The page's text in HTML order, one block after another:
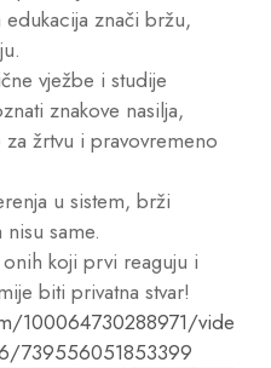
znači bržu,
vježbe i studije
znakove nasilja,
žrtvu i pravovremeno
u sistem, brži
same.
koji prvi reaguju i
biti privatna stvar!
100064730288971/vide
739556051853399